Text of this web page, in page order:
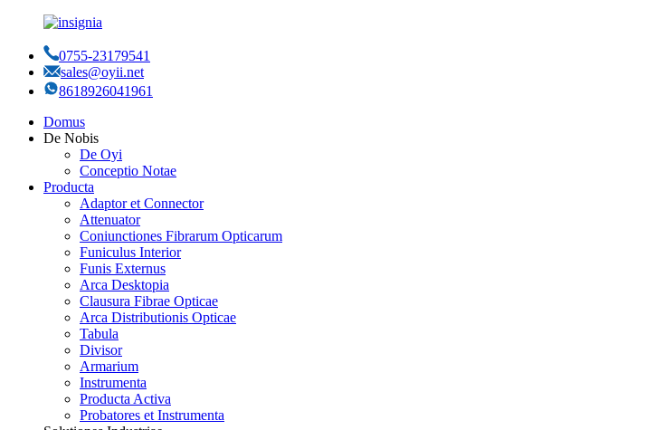
0755-23179541
sales@oyii.net
8618926041961
Domus
De Nobis
De Oyi
Conceptio Notae
Producta
Adaptor et Connector
Attenuator
Coniunctiones Fibrarum Opticarum
Funiculus Interior
Funis Externus
Arca Desktopia
Clausura Fibrae Opticae
Arca Distributionis Opticae
Tabula
Divisor
Armarium
Instrumenta
Producta Activa
Probatores et Instrumenta